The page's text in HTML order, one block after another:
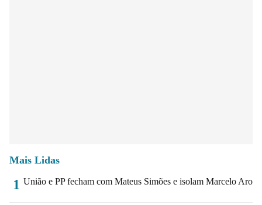
Mais Lidas
1 União e PP fecham com Mateus Simões e isolam Marcelo Aro